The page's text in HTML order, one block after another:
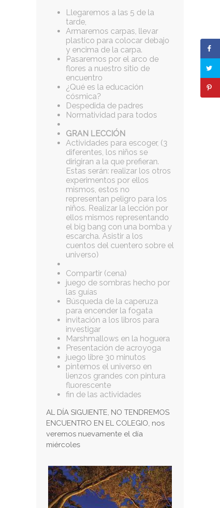
Llegaremos a las 5 de la
tarde,
Armaremos carpas, llevar
plastico para colocar debajo
y encima de la carpa.
Pasaremos por el arco de
flores a nuestro sitio de
encuentro
¿Qué es la educación
cósmica?
Despedida de padres
Normatividad para todos
GRAN LECCIÓN
Actividades para escoger, (3
diferentes, los niños se
dirigiran a la que prefieran.
Estas serán: realizar los otros
experimentos por ellos
mismos, estos no
representan peligro para los
niños. Realizar la lección por
ellos mismos representando
el big bang con una bomba y
escarcha. Asistir a los
cuentos del cuentero sobre el
universo)
Compartir (cena)
juego de sombras hecho por
las guías
Búsqueda de la caperuza
para encender la fogata
invitación a los libros para
investigar
Marshmallows en la hoguera
Presentación de acroyoga
juego libre 30 minutos
pintemos el universo en
lienzos grandes con pintura
fluorescente
fin de las actividades
AL DÍA SIGUIENTE, NO TENDREMOS
ENCUENTRO EN EL COLEGIO, nos
veremos nuevamente el día
miércoles